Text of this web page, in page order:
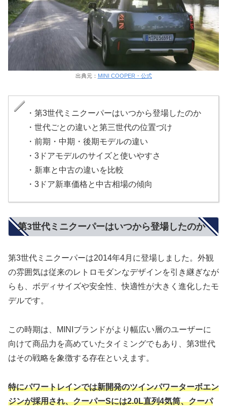
出典元： MINI COOPER・公式
・第3世代ミニクーパーはいつから登場したのか
・世代ごとの違いと第三世代の位置づけ
・前期・中期・後期モデルの違い
・3ドアモデルのサイズと使いやすさ
・新車と中古の違いを比較
・3ドア新車価格と中古相場の傾向
第3世代ミニクーパーはいつから登場したのか
第3世代ミニクーパーは2014年4月に登場しました。外観
の雰囲気は従来のレトロモダンなデザインを引き継ぎなが
らも、ボディサイズや安全性、快適性が大きく進化したモ
デルです。
この時期は、MINIブランドがより幅広い層のユーザーに
向けて商品力を高めていたタイミングでもあり、第3世代
はその戦略を象徴する存在といえます。
特にパワートレインでは新開発のツインパワーターボエン
ジンが採用され、クーパーSには2.0L直列4気筒、クーパ